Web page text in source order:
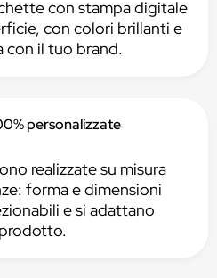
con stampa digitale
con colori brillanti e
il tuo brand.
personalizzate
realizzate su misura
forma e dimensioni
e si adattano